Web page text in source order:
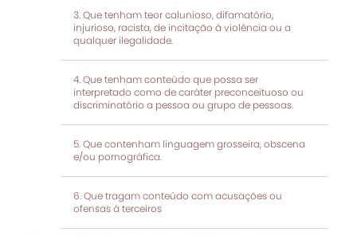
Que tenham teor calunioso, difamatório,
injurioso, racista, de incitação à violência ou a
qualquer ilegalidade.
Que tenham conteúdo que possa ser
interpretado como de caráter preconceituoso ou
discriminatório a pessoa ou grupo de pessoas.
Que contenham linguagem grosseira, obscena
e/ou pornográfica.
Que tragam conteúdo com acusações ou
ofensas à terceiros